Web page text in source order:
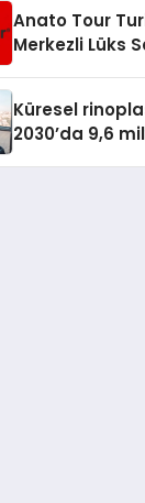
Anato Tour
Merkezli Lüks
Küresel
2030’da 9,6